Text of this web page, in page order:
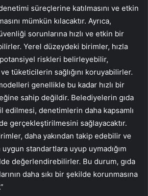
süreçlerine katılmasını ve etkin
mümkün kılacaktır. Ayrıca,
sorunlarına hızlı ve etkin bir
Yerel düzeydeki birimler, hızla
riskleri belirleyebilir,
tüketicilerin sağlığını koruyabilirler.
genellikle bu kadar hızlı bir
sahip değildir. Belediyelerin gıda
edilmesi, denetimlerin daha kapsamlı
gerçekleştirilmesini sağlayacaktır.
daha yakından takip edebilir ve
standartlara uyup uymadığım
değerlendirebilirler. Bu durum, gıda
daha sıkı bir şekilde korunmasına